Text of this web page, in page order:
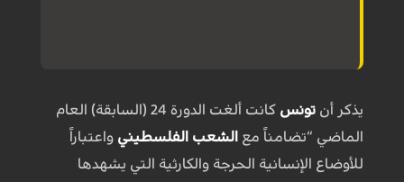
يذكر أن تونس
كانت ألغت الدورة 24 (السابقة) العام
الماضي “تضامناً مع الشعب الفلسطيني واعتباراً
للأوضاع الإنسانية الحرجة والكارثية التي يشهدها